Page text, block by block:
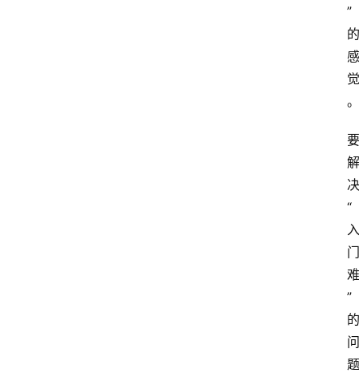
”
的
感
觉
。
要
解
决
“
入
门
难
”
的
问
题